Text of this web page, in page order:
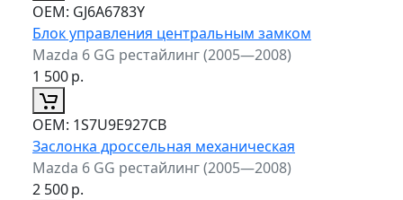
ОЕМ: GJ6A6783Y
Блок управления центральным замком
Mazda 6 GG рестайлинг (2005—2008)
1 500р.
ОЕМ: 1S7U9E927CB
Заслонка дроссельная механическая
Mazda 6 GG рестайлинг (2005—2008)
2 500р.